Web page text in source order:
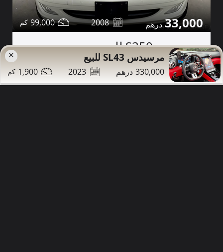
33,000
2008
99,000
مرسيدس S350 للبيع
تواصل التفاصيل مشاركة
× مرسيدس SL43 للبيع
330,000
2023
1,900